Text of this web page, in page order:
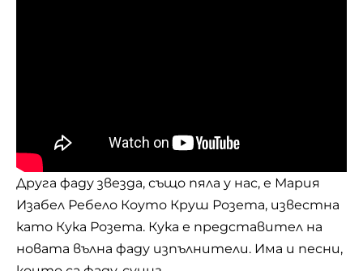
Друга фаду звезда, също пяла у нас, е Мария
Изабел Ребело Коуто Круш Розета, известна
като Кука Розета. Кука е представител на
новата вълна фаду изпълнители. Има и песни,